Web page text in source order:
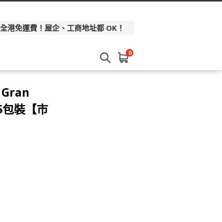
港免運費！屋企、工商地址都 OK！
0
裝【市